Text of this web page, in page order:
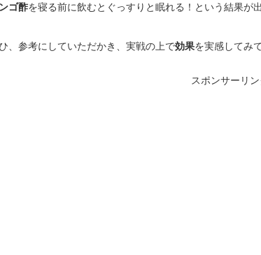
ゴ酢を寝る前に飲むとぐっすりと眠れる！という結果が
、参考にしていただかき、実戦の上で効果を実感してみ
スポンサーリン